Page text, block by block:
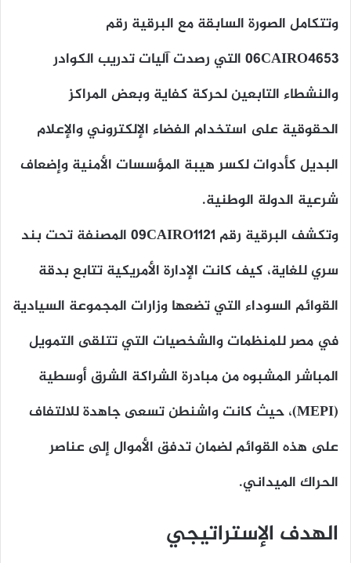
وتتكامل الصورة السابقة مع البرقية رقم
06CAIRO4653 التي رصدت آليات تدريب الكوادر
والنشطاء التابعين لحركة كفاية وبعض المراكز
الحقوقية على استخدام الفضاء الإلكتروني والإعلام
البديل كأدوات لكسر هيبة المؤسسات الأمنية وإضعاف
شرعية الدولة الوطنية.
وتكشف البرقية رقم 09CAIRO1121 المصنفة تحت بند
سري للغاية، كيف كانت الإدارة الأمريكية تتابع بدقة
القوائم السوداء التي تضعها وزارات المجموعة السيادية
في مصر للمنظمات والشخصيات التي تتلقى التمويل
المباشر المشبوه من مبادرة الشراكة الشرق أوسطية
(MEPI)، حيث كانت واشنطن تسعى جاهدة للالتفاف
على هذه القوائم لضمان تدفق الأموال إلى عناصر
الحراك الميداني.
الهدف الإستراتيجي